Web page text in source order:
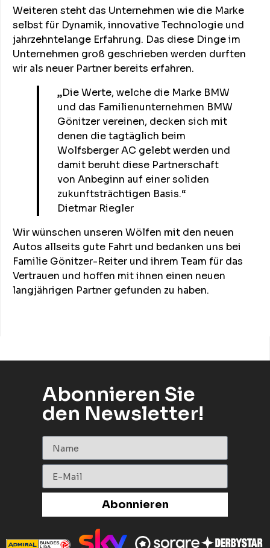
Weiteren steht das Unternehmen wie die Marke
selbst für Dynamik, innovative Technologie und
jahrzehntelange Erfahrung. Das diese Dinge im
Unternehmen groß geschrieben werden durften
wir als neuer Partner bereits erfahren.
„Die Werte, welche die Marke BMW
und das Familienunternehmen BMW
Gönitzer vereinen, decken sich mit
denen die tagtäglich beim
Wolfsberger AC gelebt werden und
damit beruht diese Partnerschaft
von Anbeginn auf einer soliden
zukunftsträchtigen Basis.“
Dietmar Riegler
Wir wünschen unseren Wölfen mit den neuen
Autos allseits gute Fahrt und bedanken uns bei
Familie Gönitzer-Reiter und ihrem Team für das
Vertrauen und hoffen mit ihnen einen neuen
langjährigen Partner gefunden zu haben.
Abonnieren Sie
den Newsletter!
Abonnieren